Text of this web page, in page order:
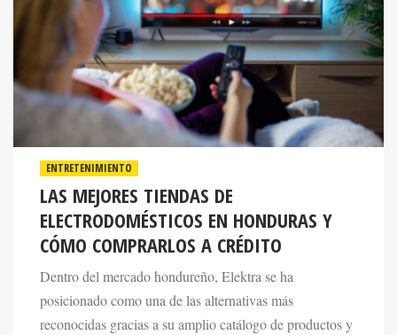
ENTRETENIMIENTO
LAS MEJORES TIENDAS DE
ELECTRODOMÉSTICOS EN HONDURAS Y
CÓMO COMPRARLOS A CRÉDITO
Dentro del mercado hondureño, Elektra se ha
posicionado como una de las alternativas más
reconocidas gracias a su amplio catálogo de productos y